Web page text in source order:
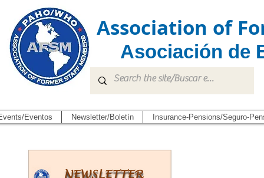
Association of
Asociación de
Eventos Newsletter/Boletín Insurance-Pensions/Seguro-